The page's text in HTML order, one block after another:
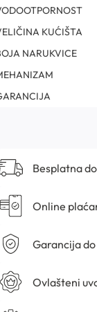
KUĆIŠTA
NARUKVICE
Besplatna
Online
Garancija
Ovlašteni